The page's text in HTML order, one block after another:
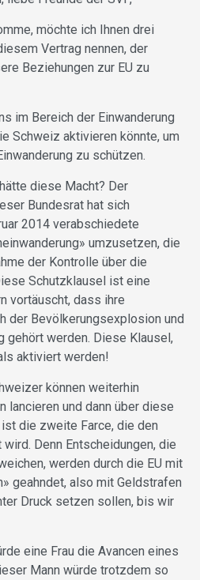
möchte ich Ihnen drei
Vertrag nennen, der
Beziehungen zur EU zu
im Bereich der Einwanderung
Schweiz aktivieren könnte, um
zu schützen.
diese Macht? Der
Bundesrat hat sich
2014 verabschiedete
umzusetzen, die
der Kontrolle über die
Schutzklausel ist eine
vortäuscht, dass ihre
der Bevölkerungsexplosion und
gehört werden. Diese Klausel,
aktiviert werden!
können weiterhin
lancieren und dann über diese
die zweite Farce, die den
Denn Entscheidungen, die
werden durch die EU mit
geahndet, also mit Geldstrafen
Druck setzen sollen, bis wir
eine Frau die Avancen eines
Mann würde trotzdem so